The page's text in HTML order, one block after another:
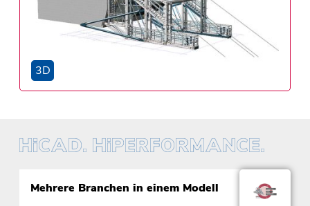
3D
Mehrere Branchen in einem Modell